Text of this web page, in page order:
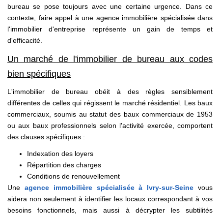
bureau se pose toujours avec une certaine urgence. Dans ce
contexte, faire appel à une agence immobilière spécialisée dans
l'immobilier d'entreprise représente un gain de temps et
d'efficacité.
Un marché de l'immobilier de bureau aux codes
bien spécifiques
L'immobilier de bureau obéit à des règles sensiblement
différentes de celles qui régissent le marché résidentiel. Les baux
commerciaux, soumis au statut des baux commerciaux de 1953
ou aux baux professionnels selon l'activité exercée, comportent
des clauses spécifiques :
Indexation des loyers
Répartition des charges
Conditions de renouvellement
Une agence immobilière spécialisée à Ivry-sur-Seine vous
aidera non seulement à identifier les locaux correspondant à vos
besoins fonctionnels, mais aussi à décrypter les subtilités